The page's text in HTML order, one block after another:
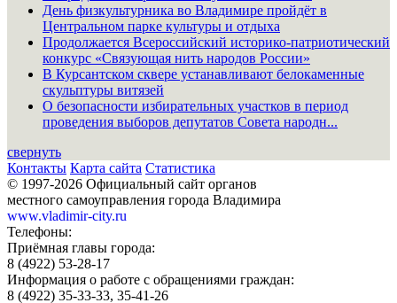
День физкультурника во Владимире пройдёт в
Центральном парке культуры и отдыха
Продолжается Всероссийский историко-патриотический
конкурс «Связующая нить народов России»
В Курсантском сквере устанавливают белокаменные
скульптуры витязей
О безопасности избирательных участков в период
проведения выборов депутатов Совета народн...
свернуть
Контакты Карта сайта Статистика
© 1997-2026 Официальный сайт органов
местного самоуправления города Владимира
www.vladimir-city.ru
Телефоны:
Приёмная главы города:
8 (4922) 53-28-17
Информация о работе с обращениями граждан:
8 (4922) 35-33-33, 35-41-26